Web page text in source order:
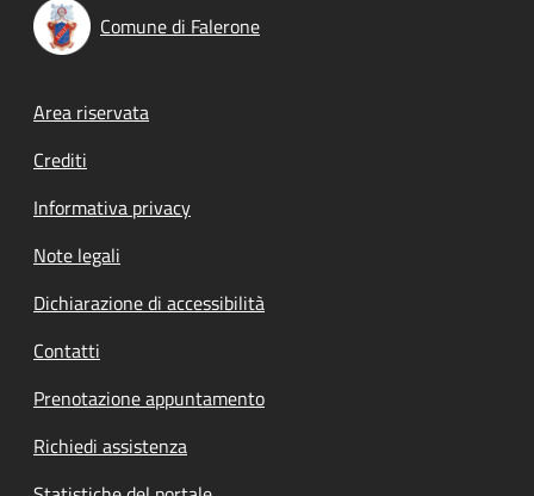
Comune di Falerone
Footer menu
Area riservata
Crediti
Informativa privacy
Note legali
Dichiarazione di accessibilità
Contatti
Prenotazione appuntamento
Richiedi assistenza